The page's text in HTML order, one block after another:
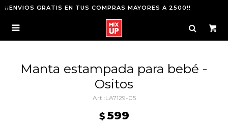
¡¡ENVIOS GRATIS EN TUS COMPRAS MAYORES A 2500!!

Manta estampada para bebé -
Ositos
LA7129-05
$ 599